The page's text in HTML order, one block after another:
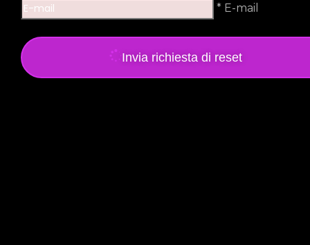
* E-mail
Invia richiesta di reset